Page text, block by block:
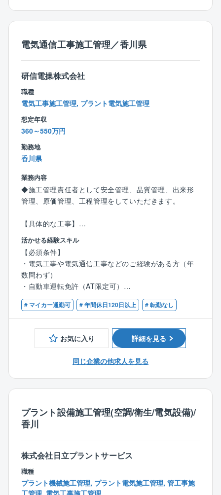
■電気部門の特徴：
電気部門では、四国電力株式会社の水力発電所・変電
所の建設・保守・メンテナンス業務を通じて、電気の
安定供給に貢献しております。
また、民需・官需設備では、太陽光発電（メガソーラ
ー）および風力発電設備の日照、風況観測・分析・設
計・建設・保守・運転業務をはじめ、工場や各種プラ
路、トンネルなどの照明・防災施設、上下水道、し尿
処理施設の電気計装設備の設計・建設・保守までトー
タルに対応し、お客様のニーズに合った最新技術の提
案を取り入れた最適設計を行い、幅広い分野で活躍し
ております。
【同社の特徴】
同社は1970年の創業以来、四国電力グループの一員と
して発電設備・変電設備等の建設及び保守・点検等を
通じて生活に必要な電力安定供給の一翼を担ってきま
した。また、電力設備の工事で培った技術をもとにエ
ネルギー、情報通信分野のみならず、環境や土木建築
分野、更には産業プラント等々の調査から設計・施
工、メンテナンスを手掛け、「総合エンジニアリング
企業」として地域発展に貢献できるよう努めてきまし
た。今後同社はこれら以外の新規分野にも果敢に挑戦
し、更なる飛躍を遂げていくため、時代を先取りした
創意工夫や技術力の練磨にたゆまぬ努力を続けていき
選択されるよう全社一丸となって社業に邁進します。
電気通信工事施工管理／香川県
研信電操株式会社
職種
電気工事施工管理, プラント電気施工管理
想定年収
360～550万円
勤務地
香川県
業務内容
◆施工管理責任者として安全管理、品質管理、出来形
管理、原価管理、工程管理をしていただきます。
【具体的な工事】
・多重無線設置工事
・ダム管理設備設置工事
・防災情報システム設置工事
・海上保安無線設備工事
など。
【組織構成】
約40名が施工管理の工事部門。そのうち1級電気通信工
が数名います。
活かせる経験スキル
【必須条件】
・電気工事や電気通信工事などのご経験がある方（年
数問わず）
・自動車運転免許（AT限定可）
【歓迎条件】
・電気通信工事施工管理技士（1級もしくは2級）
# マイカー通勤可 # 年間休日120日以上 # 転勤なし
お気に入り 詳細を見る
同じ企業の他求人を見る
プラント設備施工管理(空調/衛生/電気設備)/
香川
株式会社日立プラントサービス
職種
プラント機械施工管理, プラント電気施工管理, 管工事施
工管理, 電気工事施工管理